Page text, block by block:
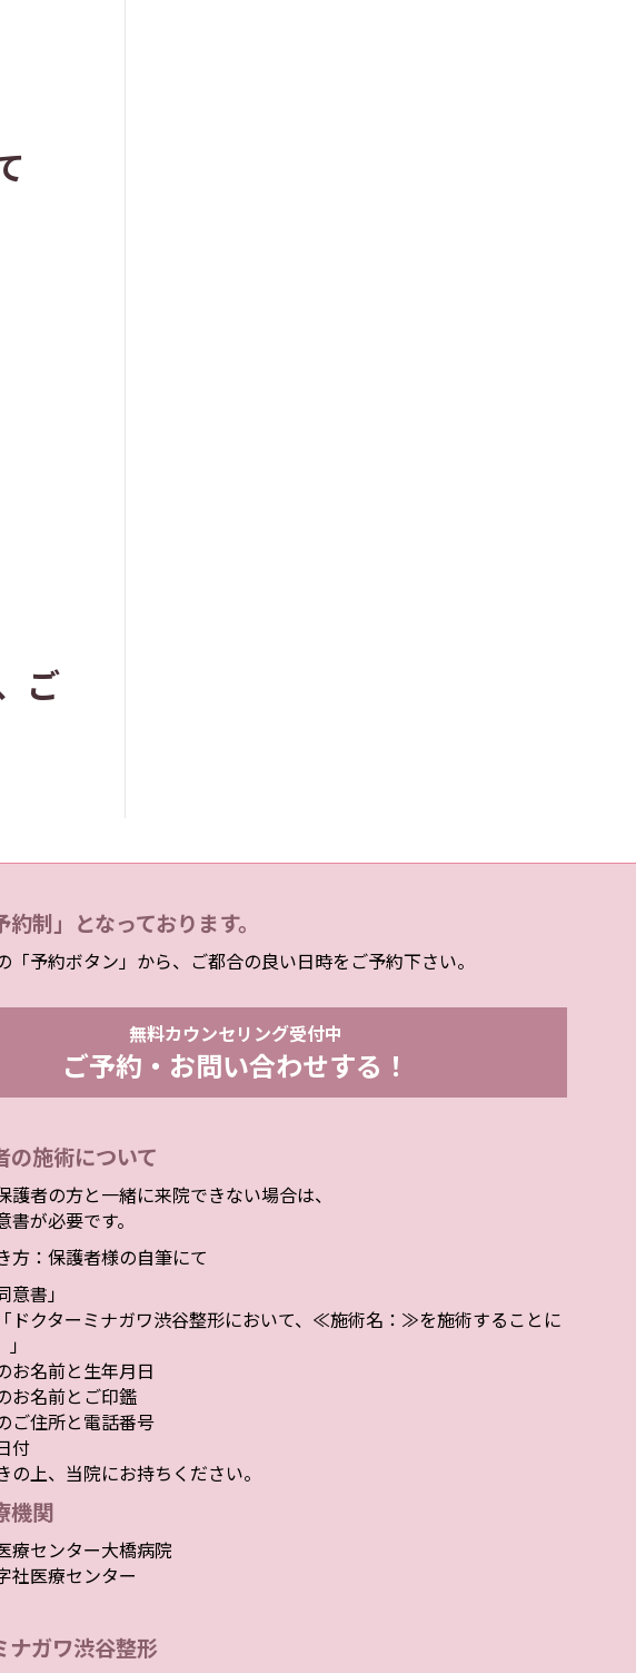
ご
制」となっております。
「予約ボタン」から、ご都合の良い日時をご予約下さい。
無料カウンセリング受付中
ご予約・お問い合わせする！
施術について
護者の方と一緒に来院できない場合は、
が必要です。
方：保護者様の自筆にて
書」
ドクターミナガワ渋谷整形において、≪施術名：≫を施術することに
名前と生年月日
お名前とご印鑑
ご住所と電話番号
付
の上、当院にお持ちください。
機関
療センター大橋病院
社医療センター
ナガワ渋谷整形